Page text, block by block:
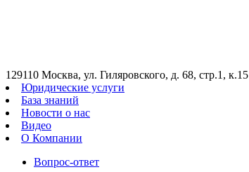
129110 Москва, ул. Гиляровского, д. 68, стр.1, к.15
Юридические услуги
База знаний
Новости о нас
Видео
О Компании
Вопрос-ответ